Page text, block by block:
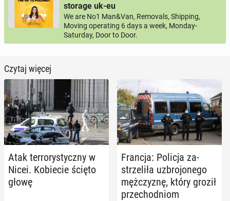
storage uk-eu
We are No1 Man&Van, Removals, Shipping,
Moving operating 6 days a week, Monday-
Saturday, Door to Door.
Czytaj więcej
Atak ter­ro­ry­stycz­ny w
Nicei. Ko­bie­cie ścięto
głowę
Francja: Policja za­
strze­li­ła uzbro­jo­ne­go
męż­czy­znę, który groził
prze­chod­niom